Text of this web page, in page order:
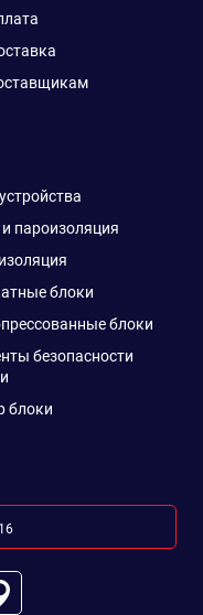
и пароизоляция
блоки
блоки
безопасности
блоки